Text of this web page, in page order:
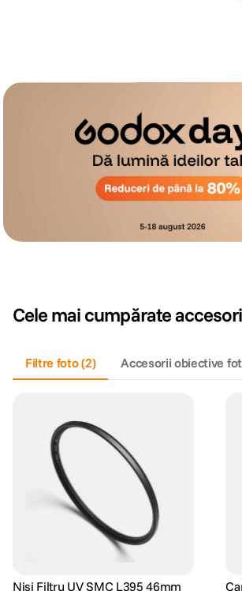
Cele mai cumpărate
Filtre foto(2) Accesorii obiective
Nisi Filtru UV SMC L395 46mm